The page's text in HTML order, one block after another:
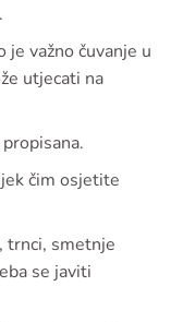
važno čuvanje u
utjecati na
čim osjetite
trnci, smetnje
se javiti